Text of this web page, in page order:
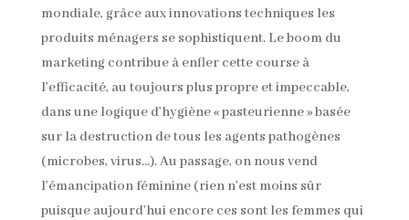
mondiale, grâce aux innovations techniques les
produits ménagers se sophistiquent. Le boom du
marketing contribue à enfler cette course à
l’efficacité, au toujours plus propre et impeccable,
dans une logique d’hygiène « pasteurienne » basée
sur la destruction de tous les agents pathogènes
(microbes, virus…). Au passage, on nous vend
l’émancipation féminine (rien n’est moins sûr
puisque aujourd’hui encore ces sont les femmes qui